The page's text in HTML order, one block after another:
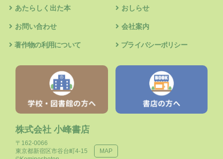
株式会社 小峰書店
〒162-0066
東京都新宿区市谷台町4-15
MAP
あたらしく出た本 おしらせ
お問い合わせ 会社案内
著作物の利用について プライバシーポリシー